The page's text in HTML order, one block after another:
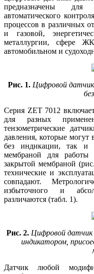
предназначены
автоматического
процессов в различных
и газовой,
металлургии, сфере
автомобильном и
Рис. 1. Цифровой датчик
Серия ZET 7012
для разных
тензометрические
давления, которые могут
без индикации, так и
мембраной для
закрытой мембраной
технические и
совпадают.
избыточного и
различаются (табл. 1).
Рис. 2. Цифровой датчик
индикатором,
Датчик любой